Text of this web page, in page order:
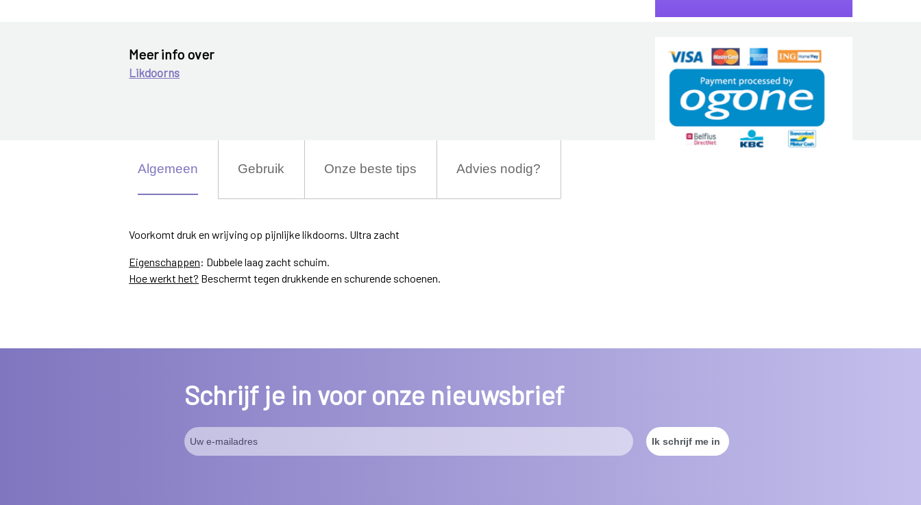
Meer info over
Likdoorns
Algemeen Gebruik Onze beste tips Advies nodig?
Voorkomt druk en wrijving op pijnlijke likdoorns. Ultra zacht
Eigenschappen: Dubbele laag zacht schuim.
Hoe werkt het? Beschermt tegen drukkende en schurende schoenen.
Schrijf je in voor onze nieuwsbrief